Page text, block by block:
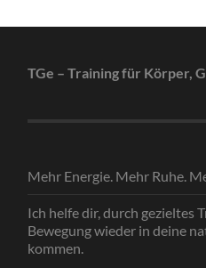
TGe – Training für Körper,
Mehr Energie. Mehr Ruhe.
Ich helfe dir, durch gezieltes
Bewegung wieder in deine
kommen.